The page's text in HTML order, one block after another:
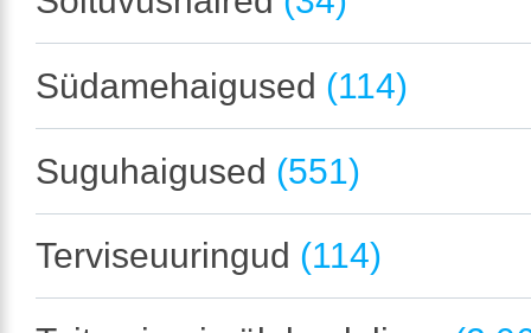
Südamehaigused (114)
Suguhaigused (551)
Terviseuuringud (114)